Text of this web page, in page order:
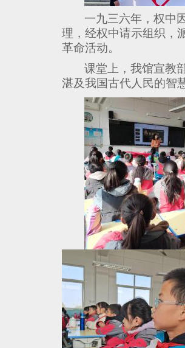
一九三六年，权中
理，经权中请示组织，
革命活动。
课堂上，我馆宣教
湛及我国古代人民的智